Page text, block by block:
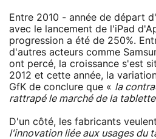
Entre 2010 - année de départ
avec le lancement de l'iPad
progression a été de 250%.
d'autres acteurs comme
ont percé, la croissance s'est
2012 et cette année, la
GfK de conclure que « la
rattrapé le marché de la
D'un côté, les fabricants
l'innovation liée aux usages du